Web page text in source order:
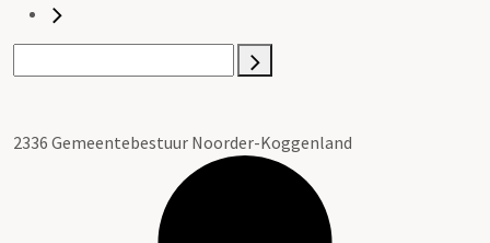
2336 Gemeentebestuur Noorder-Koggenland